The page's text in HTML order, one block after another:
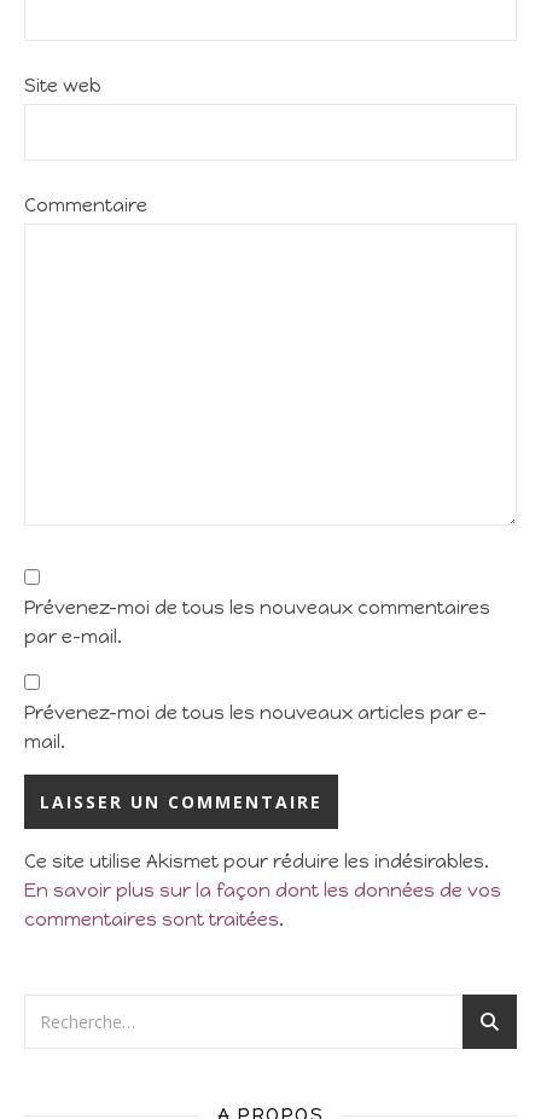
Site web
Commentaire
Prévenez-moi de tous les nouveaux commentaires
par e-mail.
Prévenez-moi de tous les nouveaux articles par e-
mail.
Ce site utilise Akismet pour réduire les indésirables.
En savoir plus sur la façon dont les données de vos
commentaires sont traitées.